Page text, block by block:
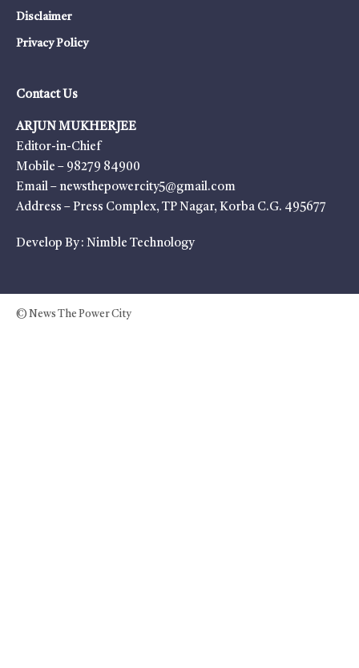
Disclaimer
Privacy Policy
Contact Us
ARJUN MUKHERJEE
Editor-in-Chief
Mobile – 98279 84900
Email – newsthepowercity5@gmail.com
Address – Press Complex, TP Nagar, Korba C.G. 495677
Develop By : Nimble Technology
© News The Power City